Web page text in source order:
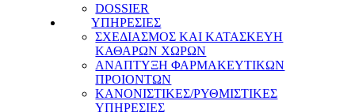
DOSSIER
ΥΠΗΡΕΣΙΕΣ
ΣΧΕΔΙΑΣΜΟΣ ΚΑΙ ΚΑΤΑΣΚΕΥΗ
ΚΑΘΑΡΩΝ ΧΩΡΩΝ
ΑΝΑΠΤΥΞΗ ΦΑΡΜΑΚΕΥΤΙΚΩΝ
ΠΡΟΙΟΝΤΩΝ
ΚΑΝΟΝΙΣΤΙΚΕΣ/ΡΥΘΜΙΣΤΙΚΕΣ
ΥΠΗΡΕΣΙΕΣ